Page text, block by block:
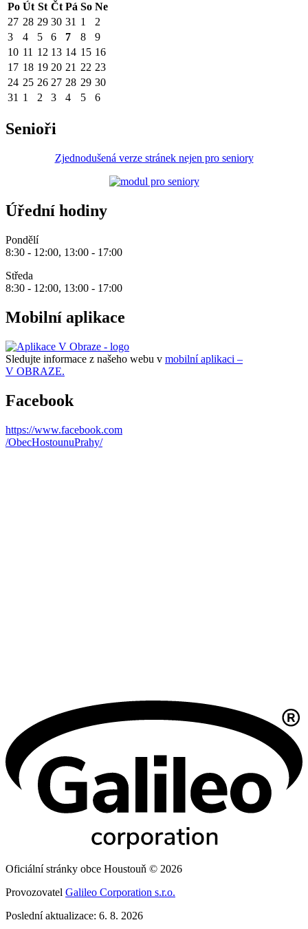
Po Út St Čt Pá So Ne
27 28 29 30 31 1
2
3
4 5 6 7 8
9
10 11 12 13 14 15 16
17 18 19 20 21 22 23
24 25 26 27 28 29 30
31 1 2 3 4 5 6
Senioři
Zjednodušená verze stránek nejen pro seniory
Úřední hodiny
Pondělí
8:30 - 12:00, 13:00 - 17:00
Středa
8:30 - 12:00, 13:00 - 17:00
Mobilní aplikace
Sledujte informace z našeho webu v mobilní aplikaci –
V OBRAZE.
Facebook
https://www.facebook.com
/ObecHostounuPrahy/
Oficiální stránky obce Houstouň © 2026
Provozovatel Galileo Corporation s.r.o.
Poslední aktualizace: 6. 8. 2026